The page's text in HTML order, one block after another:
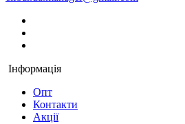
Інформація
Опт
Контакти
Акції